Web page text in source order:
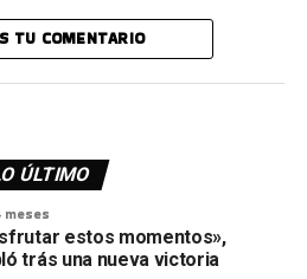
TU COMENTARIO
ÚLTIMO
meses
estos momentos»,
trás una nueva victoria